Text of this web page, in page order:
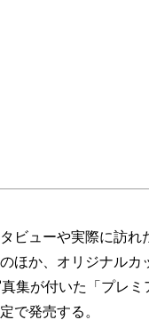
ビューや実際に訪れ
ほか、オリジナルカ
集が付いた「プレミ
で発売する。